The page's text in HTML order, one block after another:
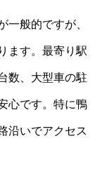
一般的ですが、
ます。最寄り駅
数、大型車の駐
心です。特に鴨
沿いでアクセス